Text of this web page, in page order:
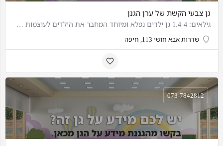
גן צבעי הקשת של ערן הגנן
גילאים: 1.4-4 גן ילדים נפלא ומיוחד המחבר את הילדים לעוצמות שלהם מתוך רכות אהבה שמחה והמון חוויות ברוחה של…
שדרות אבא חושי 113, חיפה
073-7842812